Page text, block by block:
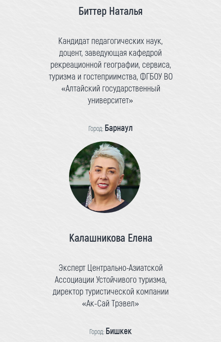
Биттер Наталья
Кандидат педагогических наук,
доцент, заведующая кафедрой
рекреационной географии, сервиса,
туризма и гостеприимства, ФГБОУ ВО
«Алтайский государственный
университет»
Город: Барнаул
Калашникова Елена
Эксперт Центрально-Азиатской
Ассоциации Устойчивого туризма,
директор туристической компании
«Ак-Сай Трэвел»
Город: Бишкек